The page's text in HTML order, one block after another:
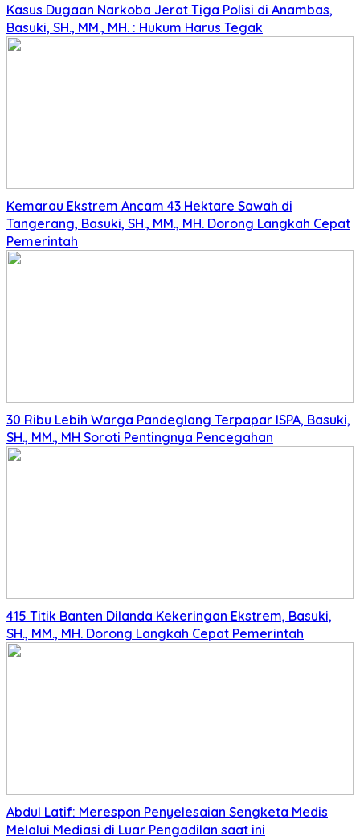
Kasus Dugaan Narkoba Jerat Tiga Polisi di Anambas,
Basuki, SH., MM., MH. : Hukum Harus Tegak
Kemarau Ekstrem Ancam 43 Hektare Sawah di
Tangerang, Basuki, SH., MM., MH. Dorong Langkah Cepat
Pemerintah
30 Ribu Lebih Warga Pandeglang Terpapar ISPA, Basuki,
SH., MM., MH Soroti Pentingnya Pencegahan
415 Titik Banten Dilanda Kekeringan Ekstrem, Basuki,
SH., MM., MH. Dorong Langkah Cepat Pemerintah
Abdul Latif: Merespon Penyelesaian Sengketa Medis
Melalui Mediasi di Luar Pengadilan saat ini